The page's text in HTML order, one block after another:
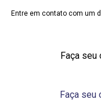
Entre em contato com um
Faça seu
Faça seu